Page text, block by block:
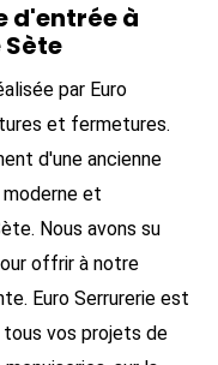
d'entrée à
Sète
par Euro
et fermetures.
d'une ancienne
et
Nous avons su
offrir à notre
Euro Serrurerie est
vos projets de